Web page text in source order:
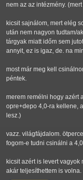
nem az az intézmény.
kicsit sajnálom, mert elég
után nem nagyon tudtam/
tárgyak miatt időm sem
annyit, ez is igaz, de. na
most már meg kell
péntek.
merem remélni hogy azért
opre+depo 4,0-ra kellene,
lesz.)
vazz. világfájdalom.
fogom-e tudni csinálni a
kicsit azért is levert vagyok
akár teljesíthettem is volna.